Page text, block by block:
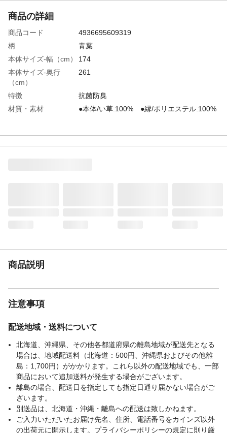
商品の詳細
商品コード
4936695609319
柄
青葉
本体サイズ-幅（cm）
174
本体サイズ-奥行
（cm）
261
特徴
抗菌防臭
材質・素材
●本体/い草:100% ●縁/ポリエステル:100%
商品説明
注意事項
配送地域・送料について
北海道、沖縄県、その他各都道府県の離島地域が配送先となる
場合は、地域配送料（北海道：500円、沖縄県およびその他離
島：1,700円）がかかります。これら以外の配送地域でも、一部
商品において追加送料が発生する場合がございます。
離島の場合、配送日を指定しても指定日通り届かない場合がご
ざいます。
別送品は、北海道・沖縄・離島への配送は致しかねます。
ご入力いただいたお届け先名、住所、電話番号をカインズ以外
の出荷元に開示します。プライバシーポリシーの規定に則り厳